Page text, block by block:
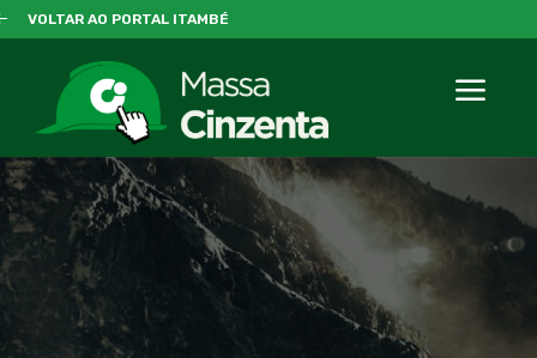
VOLTAR AO PORTAL ITAMBÉ